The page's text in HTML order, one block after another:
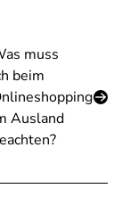
muss
beim
Ausland